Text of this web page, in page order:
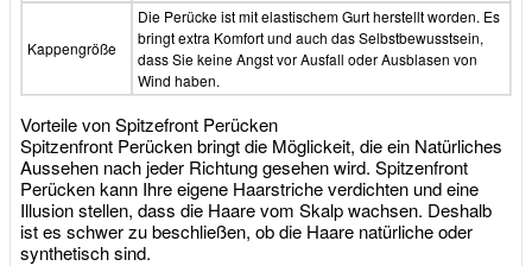
Kappengröße
Die Perücke ist mit elastischem Gurt herstellt worden. Es
bringt extra Komfort und auch das Selbstbewusstsein,
dass Sie keine Angst vor Ausfall oder Ausblasen von
Wind haben.
Vorteile von Spitzefront Perücken
Spitzenfront Perücken bringt die Möglickeit, die ein Natürliches
Aussehen nach jeder Richtung gesehen wird. Spitzenfront
Perücken kann Ihre eigene Haarstriche verdichten und eine
Illusion stellen, dass die Haare vom Skalp wachsen. Deshalb
ist es schwer zu beschließen, ob die Haare natürliche oder
synthetisch sind.